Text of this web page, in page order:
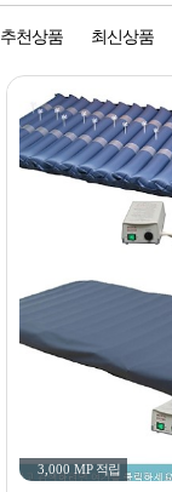
추천상품 최신상품
3,000 MP적립